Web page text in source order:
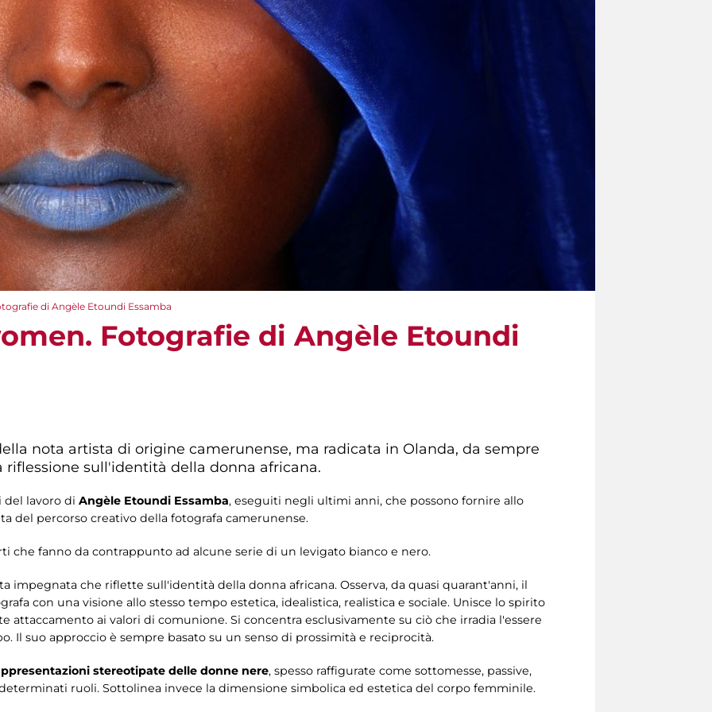
di Angèle Etoundi Essamba
Fotografie di Angèle Etoundi
nota artista di origine camerunense, ma radicata in Olanda, da sempre
sull'identità della donna africana.
del lavoro di Angèle Etoundi Essamba, eseguiti negli ultimi anni, che possono fornire allo
del percorso creativo della fotografa camerunense.
che fanno da contrappunto ad alcune serie di un levigato bianco e nero.
impegnata che riflette sull'identità della donna africana. Osserva, da quasi quarant'anni, il
con una visione allo stesso tempo estetica, idealistica, realistica e sociale. Unisce lo spirito
attaccamento ai valori di comunione. Si concentra esclusivamente su ciò che irradia l'essere
Il suo approccio è sempre basato su un senso di prossimità e reciprocità.
stereotipate delle donne nere, spesso raffigurate come sottomesse, passive,
ruoli. Sottolinea invece la dimensione simbolica ed estetica del corpo femminile.